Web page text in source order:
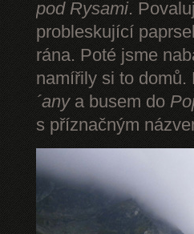
pod Rysami.
probleskující
rána. Poté jsme
namířily si to domů.
´anya busem do
s příznačným